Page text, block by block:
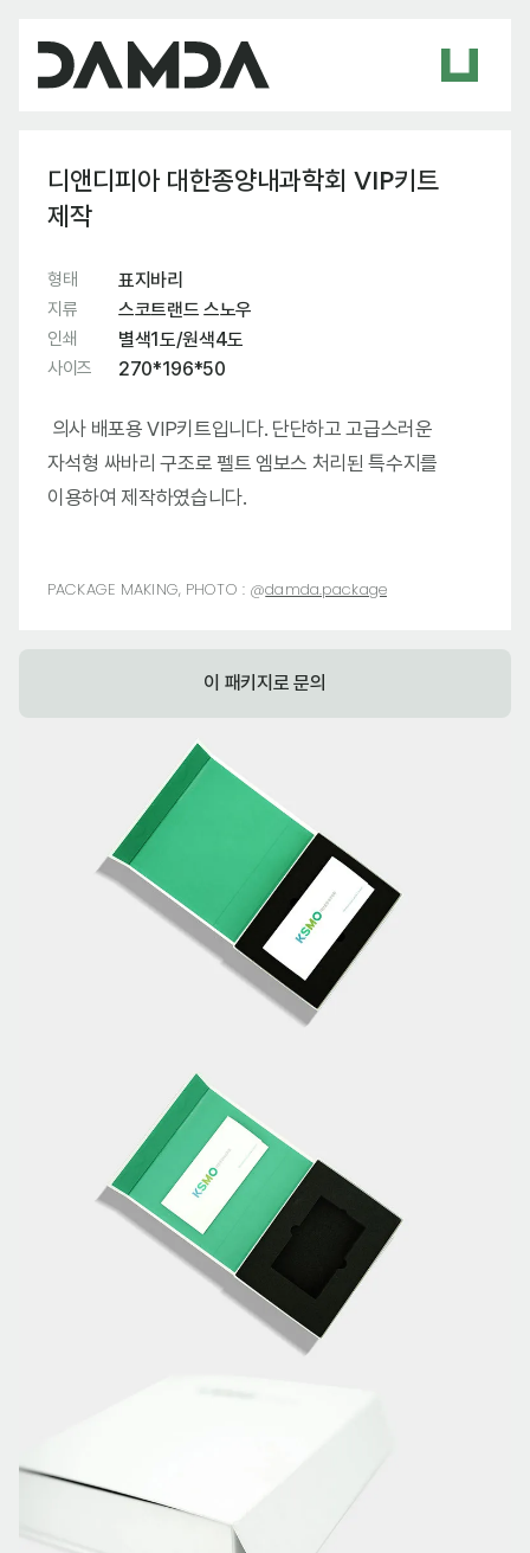
디앤디피아 대한종양내과학회 VIP키트
제작
형태 표지바리
지류 스코트랜드 스노우
인쇄 별색1도/원색4도
사이즈 270*196*50
의사 배포용 VIP키트입니다. 단단하고 고급스러운
자석형 싸바리 구조로 펠트 엠보스 처리된 특수지를
이용하여 제작하였습니다.
PACKAGE MAKING, PHOTO : @damda.package
이 패키지로 문의